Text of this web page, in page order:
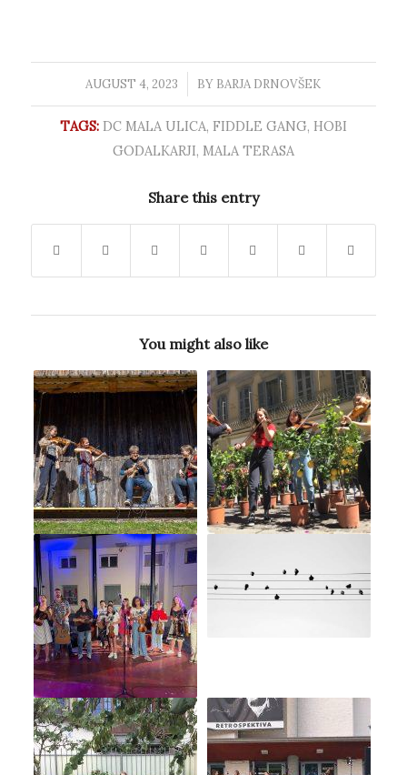
AUGUST 4, 2023
/ BY BARJA DRNOVŠEK
TAGS: DC MALA ULICA, FIDDLE GANG, HOBI
GODALKARJI, MALA TERASA
Share this entry
You might also like